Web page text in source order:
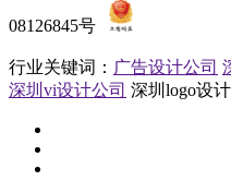
08126845号
行业关键词： 广告设计公司
深圳vi设计公司 深圳logo设